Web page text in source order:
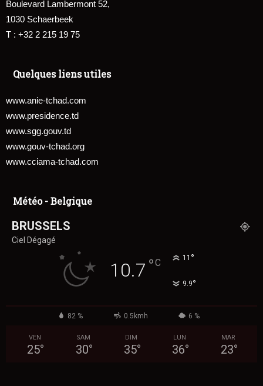
Boulevard Lambermont 52,
1030 Schaerbeek
T : +32 2 215 19 75
Quelques liens utiles
www.anie-tchad.com
www.presidence.td
www.sgg.gouv.td
www.gouv-tchad.org
www.cciama-tchad.com
Météo - Belgique
BRUSSELS
Ciel Dégagé
10.7 °C 11 °
9.9°
82 % 0.5kmh 6 %
VEN
25°
SAM
30°
DIM
35°
LUN
36°
MAR
23°